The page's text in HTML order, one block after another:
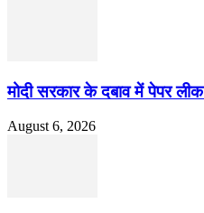
मोदी सरकार के दबाव में पेपर
August 6, 2026